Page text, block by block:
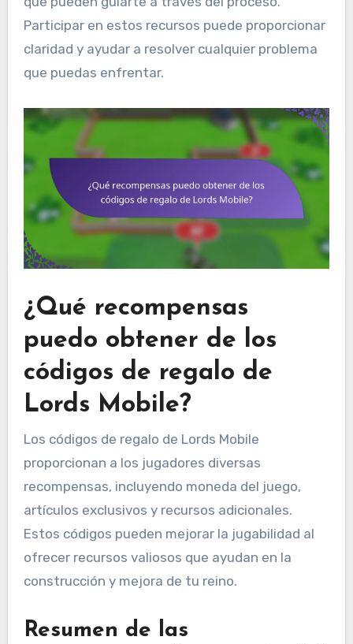
Participar en estos recursos puede proporcionar
claridad y ayudar a resolver cualquier problema
que puedas enfrentar.
¿Qué recompensas
puedo obtener de los
códigos de regalo de
Lords Mobile?
Los códigos de regalo de Lords Mobile
proporcionan a los jugadores diversas
recompensas, incluyendo moneda del juego,
artículos exclusivos y recursos adicionales.
Estos códigos pueden mejorar la jugabilidad al
ofrecer recursos valiosos que ayudan en la
construcción y mejora de tu reino.
Resumen de las